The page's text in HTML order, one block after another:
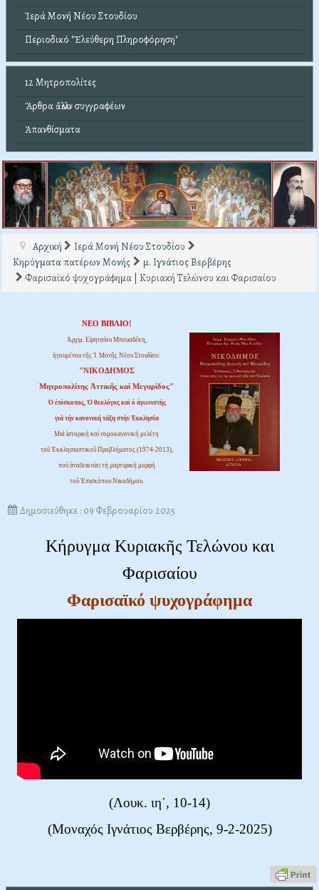
Ἱερά Μονή Νέου Στουδίου
Περιοδικό "Ἐλεύθερη Πληροφόρηση"
12 Μητροπολίτες
Ἄρθρα ἄλλων συγγραφέων
Ἀπανθίσματα
Αρχική
Ιερά Μονή Νέου Στουδίου
Κηρύγματα πατέρων Μονής
μ. Ιγνάτιος Βερβέρης
Φαρισαϊκό ψυχογράφημα | Κυριακή Τελώνου και Φαρισαίου
ΝΕΟ ΒΙΒΛΙΟ!
Ἀρχιμ. Εἰρηναίου Μπουσδέκη,
ἡγουμένου τῆς Ἱ. Μονῆς Νέου Στουδίου:
"ΝΙΚΟΔΗΜΟΣ
Μητροπολίτης Ἀττικῆς καί Μεγαρίδος"
Ὁ ἐπίσκοπος, Ὁ θεολόγος καί ὁ ἀγωνιστής
γιά τήν κανονική τάξη στήν Ἐκκλησία
Μιά ἱστορική καί νομοκανονική μελέτη
τοῦ Ἐκκλησιαστικοῦ Προβλήματος (1974-2013),
πού ἀναδεικνύει τή μαρτυρική μορφή
τοῦ Ἐπισκόπου Νικοδήμου.
Δημοσιεύθηκε : 09 Φεβρουαρίου 2025
Κήρυγμα Κυριακῆς Τελώνου και
Φαρισαίου
Φαρισαϊκό ψυχογράφημα
(Λουκ. ιη΄, 10-14)
(Μοναχός Ιγνάτιος Βερβέρης, 9-2-2025)